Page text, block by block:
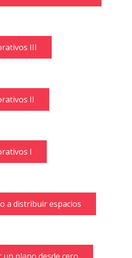
III
II
I
a distribuir espacios